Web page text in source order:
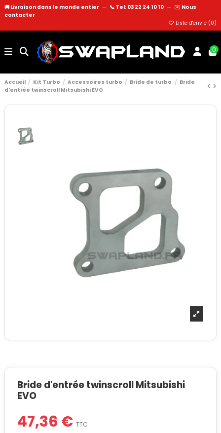
🚚 Livraison dans le monde entier — 📞 Tel: 03 22 24 10 10 — ✉️ Nous
contacter
Liste d'envie (0)
0
Accueil Kit Turbo Accessoires turbo Bride de turbo
Bride
d'entrée twinscroll Mitsubishi EVO
Bride d'entrée twinscroll Mitsubishi
EVO
47,36 € TTC